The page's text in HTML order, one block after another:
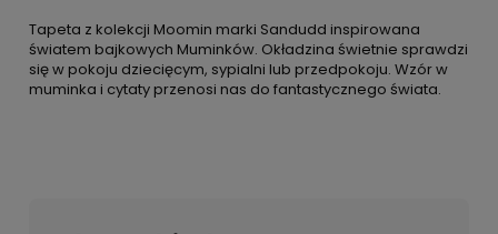
Tapeta z kolekcji Moomin marki Sandudd inspirowana
światem bajkowych Muminków. Okładzina świetnie sprawdzi
się w pokoju dziecięcym, sypialni lub przedpokoju. Wzór w
muminka i cytaty przenosi nas do fantastycznego świata.